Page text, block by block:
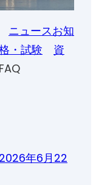
ニュースお知
・試験
資
FAQ
年6月22